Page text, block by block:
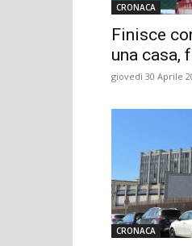
CRONACA
Finisce
una casa,
giovedì 30 Aprile
CRONACA